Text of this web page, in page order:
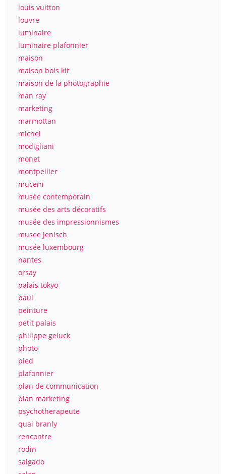
louis vuitton
louvre
luminaire
luminaire plafonnier
maison
maison bois kit
maison de la photographie
man ray
marketing
marmottan
michel
modigliani
monet
montpellier
mucem
musée contemporain
musée des arts décoratifs
musée des impressionnismes
musee jenisch
musée luxembourg
nantes
orsay
palais tokyo
paul
peinture
petit palais
philippe geluck
photo
pied
plafonnier
plan de communication
plan marketing
psychotherapeute
quai branly
rencontre
rodin
salgado